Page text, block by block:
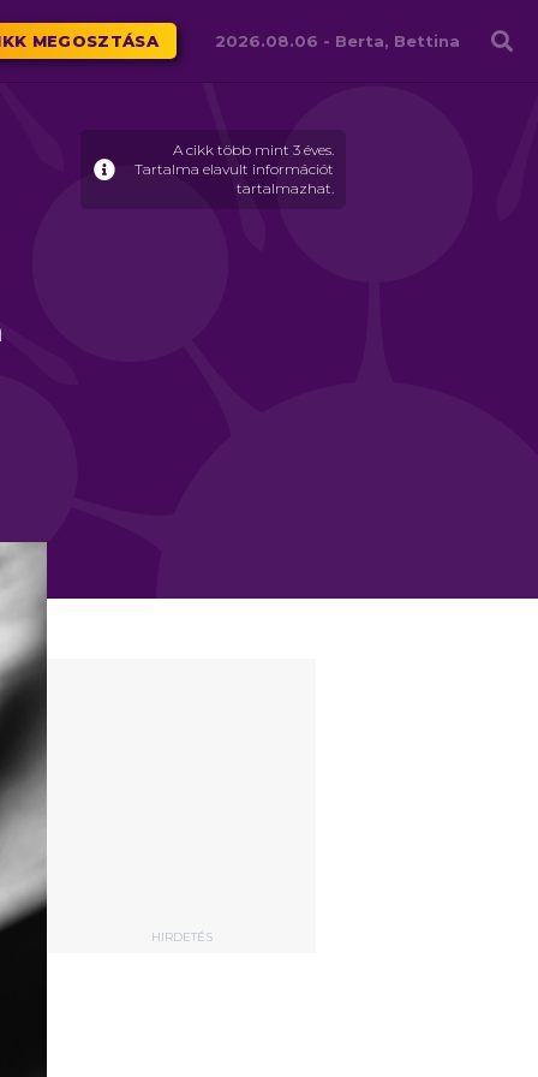
MEGOSZTÁSA 2026.08.06 - Berta, Bettina
A cikk több mint 3 éves.
Tartalma elavult információt
tartalmazhat.
HIRDETÉS